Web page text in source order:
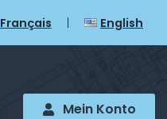
Français English
Mein Konto